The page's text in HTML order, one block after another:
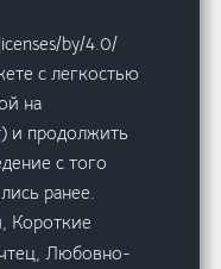
by/4.0/
с легкостью
на
и продолжить
с того
ранее.
Короткие
Любовно-